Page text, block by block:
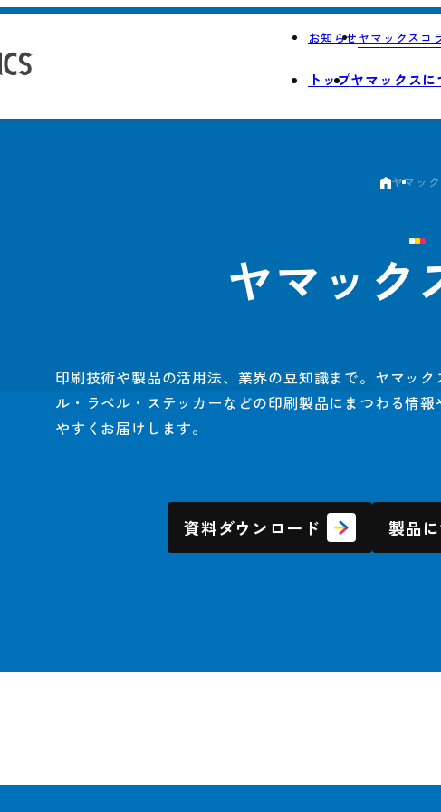
トップヤマックスに
お知らせヤマックスコ
ヤマッ
ヤマック
印刷技術や製品の活用法、業界の豆知識まで。ヤマッ
ル・ラベル・ステッカーなどの印刷製品にまつわる情
やすくお届けします。
資料ダウンロード 製品